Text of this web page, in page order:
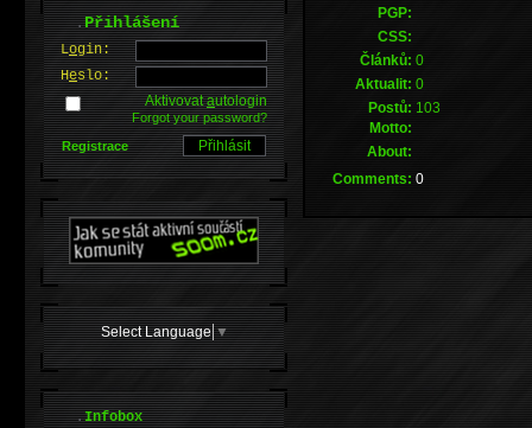
PGP:
CSS:
Článků: 0
Aktualit: 0
Postů: 103
Motto:
About:
Comments: 0
.Přihlášení
Login:
Heslo:
Aktivovatautologin
Forgot your password?
Registrace
Select Language ▼
.Infobox